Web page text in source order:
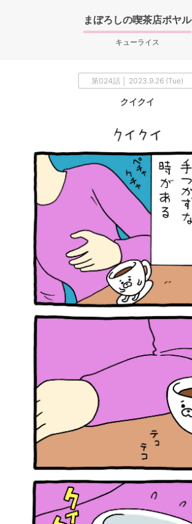
まぼろしの喫茶店ポヤル
キューライス
第024話 │ 2023.9.26 (Tue)
クイクイ